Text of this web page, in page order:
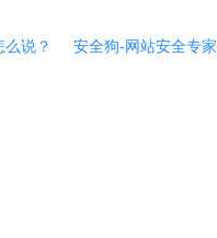
么说？ 安全狗-网站安全专家